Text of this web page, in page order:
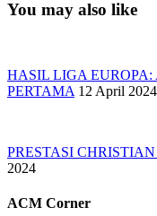
You may also like
HASIL LIGA
PERTAMA 12 April 2024
PRESTASI
2024
ACM Corner